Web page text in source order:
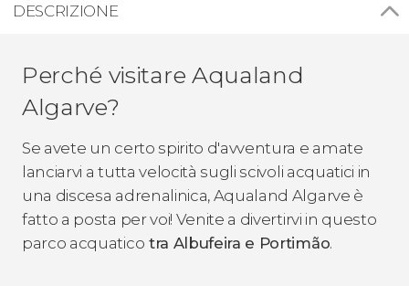
DESCRIZIONE
Perché visitare Aqualand
Algarve?
Se avete un certo spirito d'avventura e amate
lanciarvi a tutta velocità sugli scivoli acquatici in
una discesa adrenalinica, Aqualand Algarve è
fatto a posta per voi! Venite a divertirvi in questo
parco acquatico tra Albufeira e Portimão.